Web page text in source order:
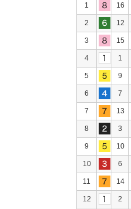
1 16
2 12
3 15
4 1
5 9
6 7
7 13
8 3
9 10
10 6
11 14
12 2